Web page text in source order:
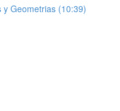
y Geometrias (10:39)